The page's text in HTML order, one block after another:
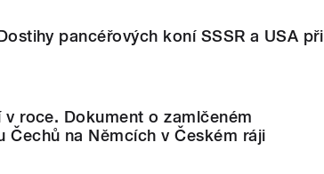
pancéřových koní SSSR a USA při
roce. Dokument o zamlčeném
Čechů na Němcích v Českém ráji